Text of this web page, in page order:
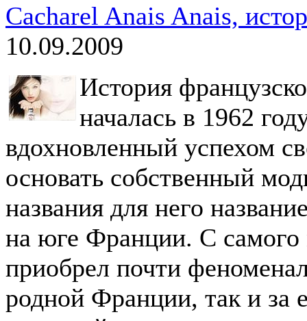
Cacharel Anais Anais,
10.09.2009
История
началась в 1962
вдохновленный успехом
основать собственный
названия для него
на юге Франции. С самого
приобрел почти
родной Франции, так и за